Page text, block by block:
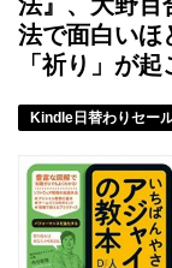
法で面白い
「祈り」が
Kindle日替わりセー